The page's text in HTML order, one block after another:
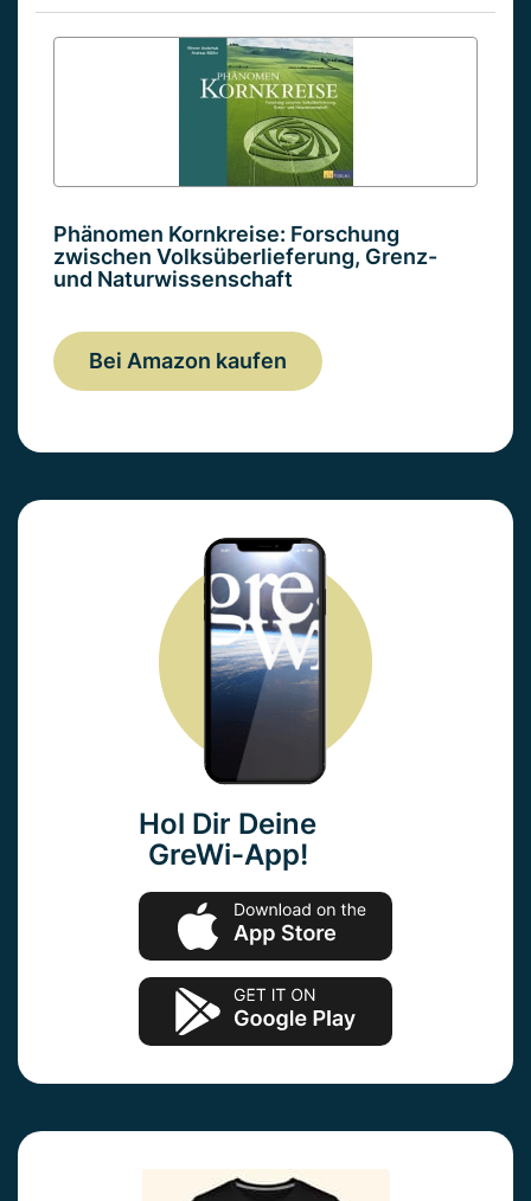
Phänomen Kornkreise: Forschung
zwischen Volksüberlieferung, Grenz-
und Naturwissenschaft
Bei Amazon kaufen
Hol Dir Deine
GreWi-App!